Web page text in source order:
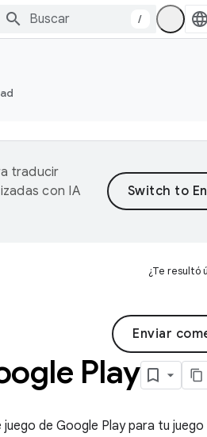
/
traducir
con IA
¿Te resultó
Enviar
Play
de Google Play para tu juego